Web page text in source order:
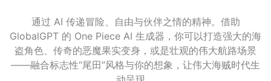
通过 AI 传递冒险、自由与伙伴之情的精神。借助
GlobalGPT 的 One Piece AI 生成器，你可以打造强大的海
盗角色、传奇的恶魔果实变身，或是壮观的伟大航路场景
——融合标志性“尾田”风格与你的想象，让伟大海贼时代生